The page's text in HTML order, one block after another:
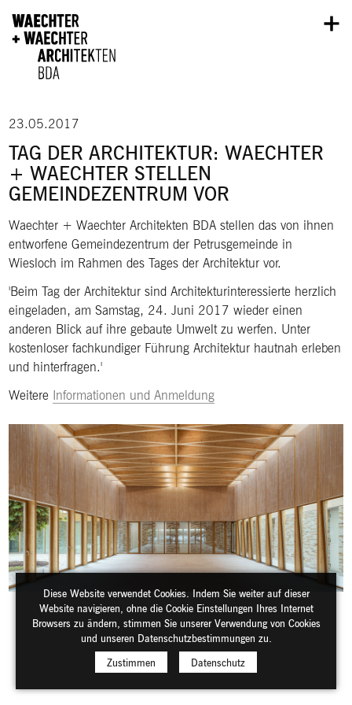
23.05.2017
TAG DER ARCHITEKTUR: WAECHTER
+ WAECHTER STELLEN
GEMEINDEZENTRUM VOR
Waechter + Waechter Architekten BDA stellen das von ihnen
entworfene Gemeindezentrum der Petrusgemeinde in
Wiesloch im Rahmen des Tages der Architektur vor.
Beim Tag der Architektur sind Architekturinteressierte herzlich
eingeladen, am Samstag, 24. Juni 2017 wieder einen
anderen Blick auf ihre gebaute Umwelt zu werfen. Unter
kostenloser fachkundiger Führung Architektur hautnah erleben
und hinterfragen.
Weitere Informationen und Anmeldung
Diese Website verwendet Cookies. Indem Sie weiter auf dieser
Website navigieren, ohne die Cookie Einstellungen Ihres Internet
Browsers zu ändern, stimmen Sie unserer Verwendung von Cookies
und unseren Datenschutzbestimmungen zu.
Zustimmen
Datenschutz